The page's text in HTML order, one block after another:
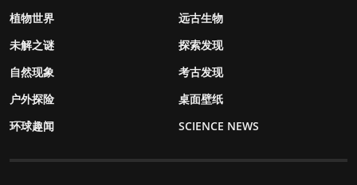
植物世界
远古生物
未解之谜
探索发现
自然现象
考古发现
户外探险
桌面壁纸
环球趣闻
SCIENCE NEWS